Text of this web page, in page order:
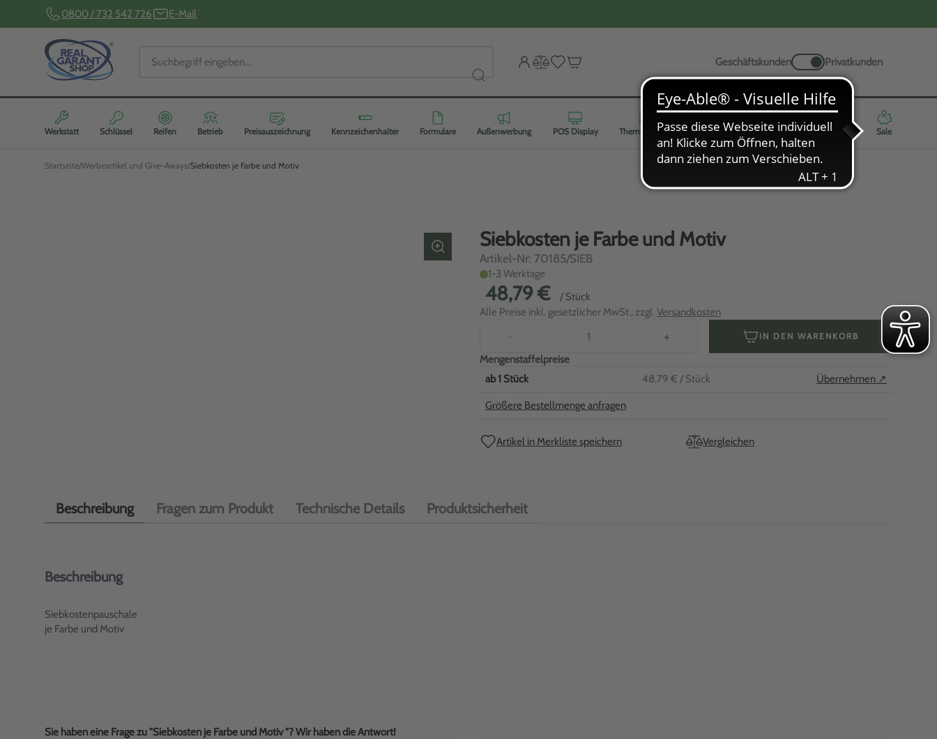
0800 / 732 542 726 E-Mail
Geschäftskunden Privatkunden
Werkstatt Schlüssel Reifen Betrieb Preisauszeichnung Kennzeichenhalter Formulare Außenwerbung POS Display Themenwelten Werbeartikel Neuheiten Highlights Sale
Startseite Werbeartikel und Give-Aways Siebkosten je Farbe und Motiv
Siebkosten je Farbe und Motiv
Artikel-Nr: 70185/SIEB
1-3 Werktage
48,79 €
/ Stück
Alle Preise inkl. gesetzlicher MwSt., zzgl. Versandkosten
− + IN DEN WARENKORB
Mengenstaffelpreise
ab1 Stück 48,79 € / Stück Übernehmen ↗
Größere Bestellmenge anfragen
Artikel in Merkliste speichern Vergleichen
Beschreibung Fragen zum Produkt Technische Details Produktsicherheit
Beschreibung
Siebkostenpauschale
je Farbe und Motiv
Sie haben eine Frage zu "Siebkosten je Farbe und Motiv "? Wir haben die Antwort!